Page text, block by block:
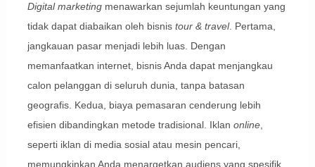
Digital marketingmenawarkan sejumlah keuntungan yang
tidak dapat diabaikan oleh bisnis tour & travel. Pertama,
jangkauan pasar menjadi lebih luas. Dengan
memanfaatkan internet, bisnis Anda dapat menjangkau
calon pelanggan di seluruh dunia, tanpa batasan
geografis. Kedua, biaya pemasaran cenderung lebih
efisien dibandingkan metode tradisional. Iklan online,
seperti iklan di media sosial atau mesin pencari,
memungkinkan Anda menargetkan audiens yang spesifik